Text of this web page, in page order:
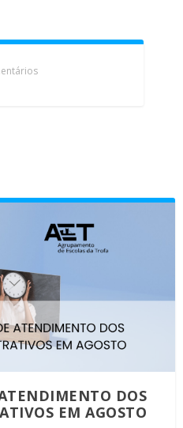
DOS
EM AGOSTO